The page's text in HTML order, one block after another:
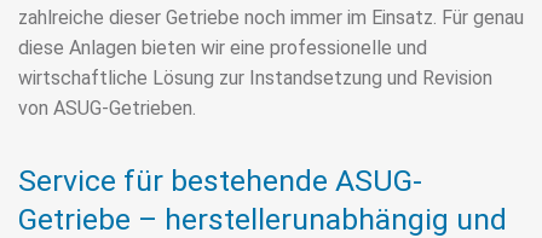
zahlreiche dieser Getriebe noch immer im Einsatz. Für genau
diese Anlagen bieten wir eine professionelle und
wirtschaftliche Lösung zur Instandsetzung und Revision
von ASUG-Getrieben.
Service für bestehende ASUG-
Getriebe – herstellerunabhängig und